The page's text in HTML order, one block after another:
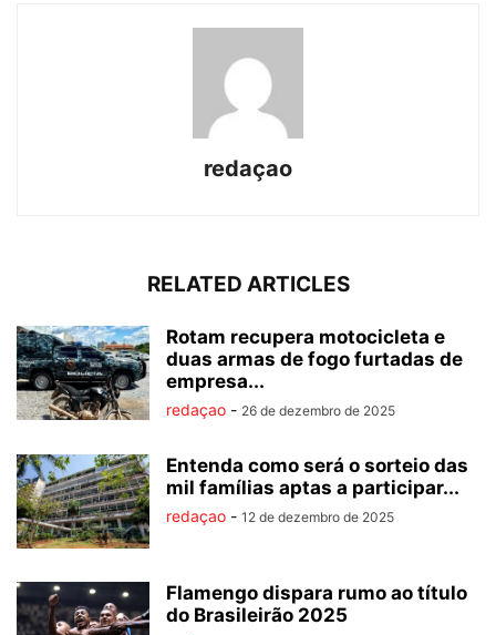
redaçao
RELATED ARTICLES
Rotam recupera motocicleta e
duas armas de fogo furtadas de
empresa...
redaçao - 26 de dezembro de 2025
Entenda como será o sorteio das
mil famílias aptas a participar...
redaçao - 12 de dezembro de 2025
Flamengo dispara rumo ao título
do Brasileirão 2025